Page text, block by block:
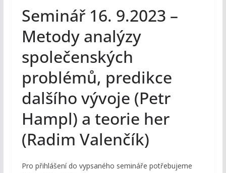
Seminář 16. 9.2023 –
Metody analýzy
společenských
problémů, predikce
dalšího vývoje (Petr
Hampl) a teorie her
(Radim Valenčík)
Pro přihlášení do vypsaného semináře potřebujeme